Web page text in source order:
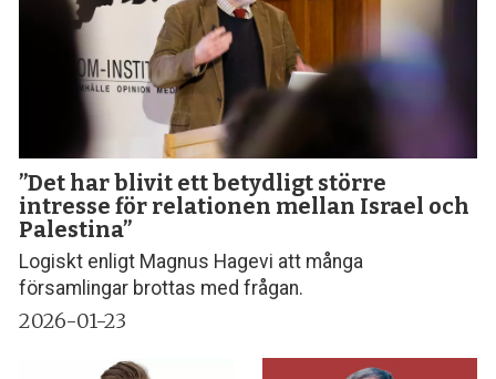
”Det har blivit ett betydligt större
intresse för relationen mellan Israel och
Palestina”
Logiskt enligt Magnus Hagevi att många
församlingar brottas med frågan.
2026-01-23